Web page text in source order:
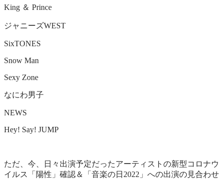
King ＆ Prince
ジャニーズWEST
SixTONES
Snow Man
Sexy Zone
なにわ男子
NEWS
Hey! Say! JUMP
ただ、今、日々出演予定だったアーティストの新型コロナウ
イルス「陽性」確認＆「音楽の日2022」への出演の見合わせ